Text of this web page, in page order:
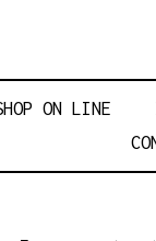
ON LINE